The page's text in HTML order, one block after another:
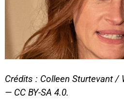
Crédits : Colleen Sturtevant /
— CC BY-SA 4.0.